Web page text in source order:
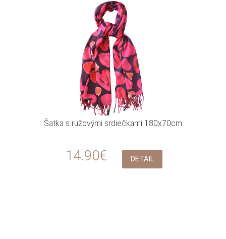
Šatka s ružovými srdiečkami 180x70cm
14.90€ DETAIL